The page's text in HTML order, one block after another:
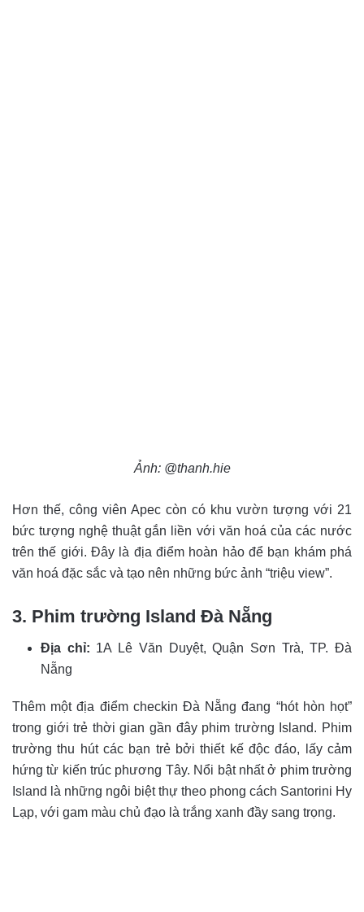
Ảnh: @thanh.hie
Hơn thế, công viên Apec còn có khu vườn tượng với 21
bức tượng nghệ thuật gắn liền với văn hoá của các nước
trên thế giới. Đây là địa điểm hoàn hảo để bạn khám phá
văn hoá đặc sắc và tạo nên những bức ảnh “triệu view”.
3. Phim trường Island Đà Nẵng
Địa chỉ: 1A Lê Văn Duyệt, Quận Sơn Trà, TP. Đà
Nẵng
Thêm một địa điểm checkin Đà Nẵng đang “hót hòn họt”
trong giới trẻ thời gian gần đây phim trường Island. Phim
trường thu hút các bạn trẻ bởi thiết kế độc đáo, lấy cảm
hứng từ kiến trúc phương Tây. Nổi bật nhất ở phim trường
Island là những ngôi biệt thự theo phong cách Santorini Hy
Lạp, với gam màu chủ đạo là trắng xanh đầy sang trọng.